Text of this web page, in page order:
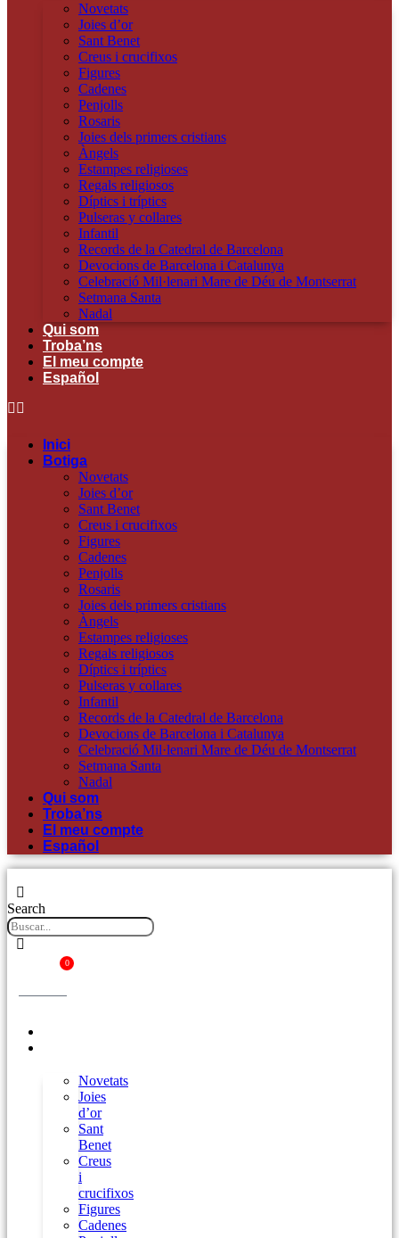
Novetats
Joies d’or
Sant Benet
Creus i crucifixos
Figures
Cadenes
Penjolls
Rosaris
Joies dels primers cristians
Àngels
Estampes religioses
Regals religiosos
Díptics i tríptics
Pulseras y collares
Infantil
Records de la Catedral de Barcelona
Devocions de Barcelona i Catalunya
Celebració Mil·lenari Mare de Déu de Montserrat
Setmana Santa
Nadal
Qui som
Troba’ns
El meu compte
Español
Inici
Botiga
Novetats
Joies d’or
Sant Benet
Creus i crucifixos
Figures
Cadenes
Penjolls
Rosaris
Joies dels primers cristians
Àngels
Estampes religioses
Regals religiosos
Díptics i tríptics
Pulseras y collares
Infantil
Records de la Catedral de Barcelona
Devocions de Barcelona i Catalunya
Celebració Mil·lenari Mare de Déu de Montserrat
Setmana Santa
Nadal
Qui som
Troba’ns
El meu compte
Español
Search
0
Novetats
Joies
d’or
Sant
Benet
Creus
i
crucifixos
Figures
Cadenes